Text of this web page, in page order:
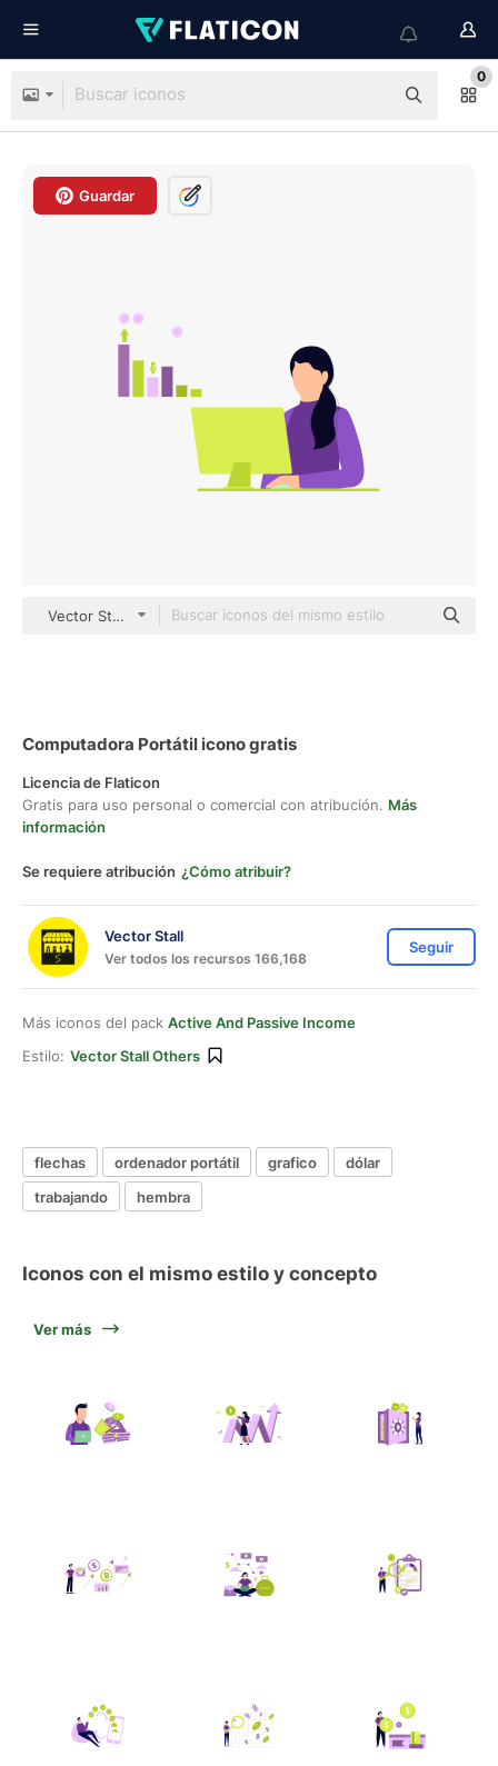
0
Guardar
Vector Stall Others
Computadora Portátil icono gratis
Licencia de Flaticon
Gratis para uso personal o comercial con atribución. Más
información
Se requiere atribución ¿Cómo atribuir?
Vector Stall
Ver todos los recursos 166,168
Seguir
Más iconos del pack Active And Passive Income
Estilo: Vector Stall Others
flechas ordenador portátil grafico
dólar
trabajando
hembra
Iconos con el mismo estilo y concepto
Ver más